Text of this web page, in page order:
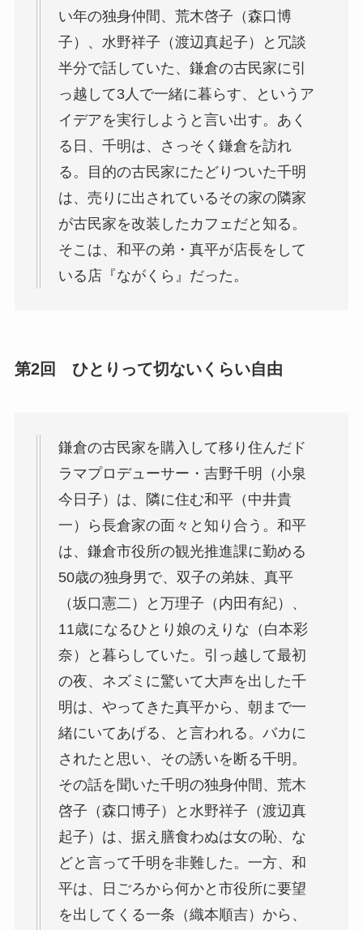
い年の独身仲間、荒木啓子（森口博
子）、水野祥子（渡辺真起子）と冗談
半分で話していた、鎌倉の古民家に引
っ越して3人で一緒に暮らす、というア
イデアを実行しようと言い出す。あく
る日、千明は、さっそく鎌倉を訪れ
る。目的の古民家にたどりついた千明
は、売りに出されているその家の隣家
が古民家を改装したカフェだと知る。
そこは、和平の弟・真平が店長をして
いる店『ながくら』だった。
第2回 ひとりって切ないくらい自由
鎌倉の古民家を購入して移り住んだド
ラマプロデューサー・吉野千明（小泉
今日子）は、隣に住む和平（中井貴
一）ら長倉家の面々と知り合う。和平
は、鎌倉市役所の観光推進課に勤める
50歳の独身男で、双子の弟妹、真平
（坂口憲二）と万理子（内田有紀）、
11歳になるひとり娘のえりな（白本彩
奈）と暮らしていた。引っ越して最初
の夜、ネズミに驚いて大声を出した千
明は、やってきた真平から、朝まで一
緒にいてあげる、と言われる。バカに
されたと思い、その誘いを断る千明。
その話を聞いた千明の独身仲間、荒木
啓子（森口博子）と水野祥子（渡辺真
起子）は、据え膳食わぬは女の恥、な
どと言って千明を非難した。一方、和
平は、日ごろから何かと市役所に要望
を出してくる一条（織本順吉）から、